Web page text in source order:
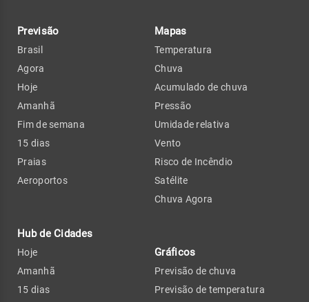
Previsão
Brasil
Agora
Hoje
Amanhã
Fim de semana
15 dias
Praias
Aeroportos
Hub de Cidades
Hoje
Amanhã
15 dias
Mapas
Temperatura
Chuva
Acumulado de chuva
Pressão
Umidade relativa
Vento
Risco de Incêndio
Satélite
Chuva Agora
Gráficos
Previsão de chuva
Previsão de temperatura